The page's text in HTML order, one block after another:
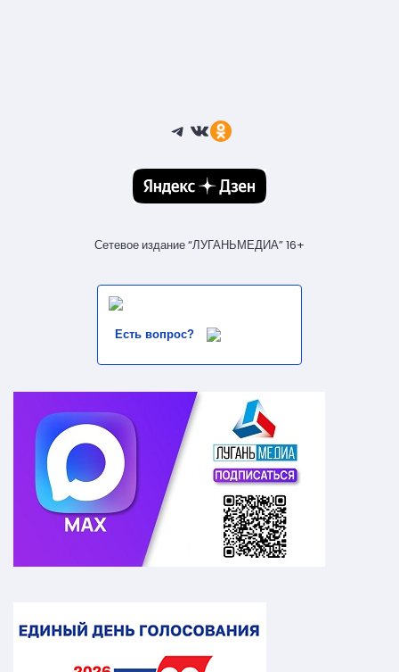
Telegram
ВКонтакте
Ссылка
Сетевое издание “ЛУГАНЬМЕДИА” 16+
Есть вопрос?